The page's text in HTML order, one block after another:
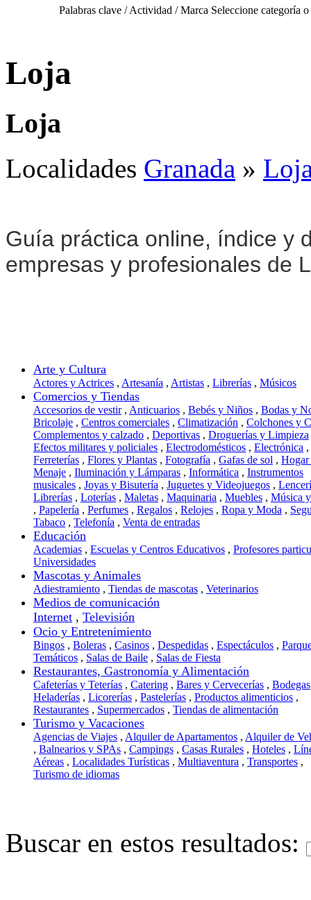
Palabras clave / Actividad / Marca Seleccione categoría
Loja
Loja
Localidades Granada »
Guía práctica online, índice y
empresas y profesionales de
Arte y Cultura
Actores y Actrices , Artesanía , Artistas , Librerías , Músicos
Comercios y Tiendas
Accesorios de vestir, Anticuarios , Bebés y Niños , Bodas y
Bricolaje , Centros comerciales , Climatización , Colchones y
Complementos y calzado , Deportivas , Droguerías y Limpieza
Efectos militares y policiales , Electrodomésticos , Electrónica ,
Ferreterías , Flores y Plantas , Fotografía , Gafas de sol ,
Menaje , Iluminación y Lámparas , Informática , Instrumentos
musicales , Joyas y Bisutería , Juguetes y Videojuegos ,
Librerías , Loterías , Maletas , Maquinaria , Muebles , Música
, Papelería , Perfumes , Regalos , Relojes , Ropa y Moda ,
Tabaco , Telefonía , Venta de entradas
Educación
Academias , Escuelas y Centros Educativos , Profesores
Universidades
Mascotas y Animales
Adiestramiento , Tiendas de mascotas , Veterinarios
Medios de comunicación
Internet , Televisión
Ocio y Entretenimiento
Bingos , Boleras , Casinos , Despedidas , Espectáculos ,
Temáticos , Salas de Baile , Salas de Fiesta
Restaurantes, Gastronomía y Alimentación
Cafeterías y Teterías , Catering , Bares y Cervecerías , Bodegas
Heladerías , Licorerías , Pastelerías , Productos alimenticios ,
Restaurantes , Supermercados , Tiendas de alimentación
Turismo y Vacaciones
Agencias de Viajes , Alquiler de Apartamentos , Alquiler de
, Balnearios y SPAs , Campings , Casas Rurales , Hoteles ,
Aéreas , Localidades Turísticas , Multiaventura , Transportes ,
Turismo de idiomas
Buscar en estos resultados: